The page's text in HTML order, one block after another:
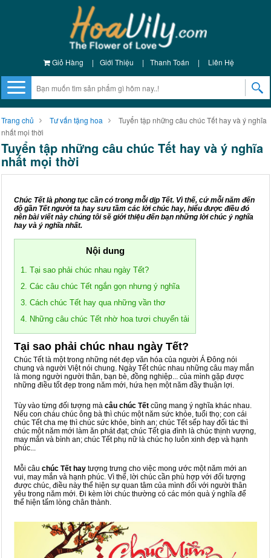
Giỏ Hàng | Giới Thiệu | Thanh Toán | Liên Hệ
Trang chủ Tư vấn tặng hoa
Tuyển tập những câu chúc Tết hay và ý nghĩa
nhất mọi thời
Tuyển tập những câu chúc Tết hay và ý nghĩa
nhất mọi thời
Chúc Tết là phong tục cần có trong mỗi dịp Tết. Vì thế, cứ mỗi năm đến
độ gần Tết người ta hay sưu tầm các lời chúc hay, hiểu được điều đó
nên bài viết này chúng tôi sẽ giới thiệu đến bạn những lời chúc ý nghĩa
hay và ý nghĩa nhất.
Nội dung
1. Tại sao phải chúc nhau ngày Tết?
2. Các câu chúc Tết ngắn gọn nhưng ý nghĩa
3. Cách chúc Tết hay qua những vần thơ
4. Những câu chúc Tết nhờ hoa tươi chuyển tải
Tại sao phải chúc nhau ngày Tết?
Chúc Tết là một trong những nét đẹp văn hóa của người Á Đông nói
chung và người Việt nói chung. Ngày Tết chúc nhau những câu may mắn
là mong người người thân, bạn bè, đồng nghiệp... của mình gặp được
những điều tốt đẹp trong năm mới, hứa hẹn một năm đầy thuận lợi.
Tùy vào từng đối tượng mà câu chúc Tết cũng mang ý nghĩa khác nhau.
Nếu con cháu chúc ông bà thì chúc một năm sức khỏe, tuổi thọ; con cái
chúc Tết cha mẹ thì chúc sức khỏe, bình an; chúc Tết sếp hay đối tác thì
chúc một năm mới làm ăn phát đạt; chúc Tết gia đình là chúc thịnh vượng,
may mắn và bình an; chúc Tết phụ nữ là chúc họ luôn xinh đẹp và hạnh
phúc...
Mỗi câu chúc Tết hay tượng trưng cho việc mong ước một năm mới an
vui, may mắn và hạnh phúc. Vì thế, lời chúc cần phù hợp với đối tượng
được chúc, điều này thể hiện sự quan tâm của mình đối với người thân
yêu trong năm mới. Đi kèm lời chúc thường có các món quà ý nghĩa để
thể hiện tấm lòng chân thành.